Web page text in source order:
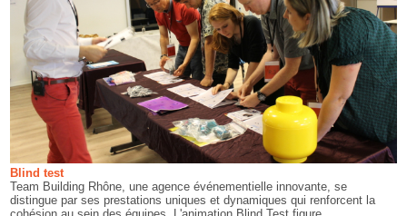
Blind test
Team Building Rhône, une agence événementielle innovante, se
distingue par ses prestations uniques et dynamiques qui renforcent la